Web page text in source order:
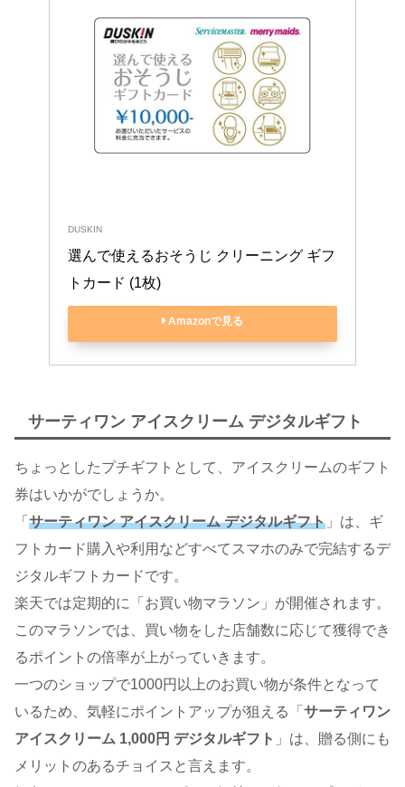
DUSKIN
選んで使えるおそうじ クリーニング ギフ
トカード (1枚)
Amazonで見る
サーティワン アイスクリーム デジタルギフト
ちょっとしたプチギフトとして、アイスクリームのギフト
券はいかがでしょうか。
「 サーティワン アイスクリーム デジタルギフト 」は、ギ
フトカード購入や利用などすべてスマホのみで完結するデ
ジタルギフトカードです。
楽天では定期的に「お買い物マラソン」が開催されます。
このマラソンでは、買い物をした店舗数に応じて獲得でき
るポイントの倍率が上がっていきます。
一つのショップで1000円以上のお買い物が条件となって
いるため、気軽にポイントアップが狙える「 サーティワン
アイスクリーム 1,000円 デジタルギフト 」は、贈る側にも
メリットのあるチョイスと言えます。